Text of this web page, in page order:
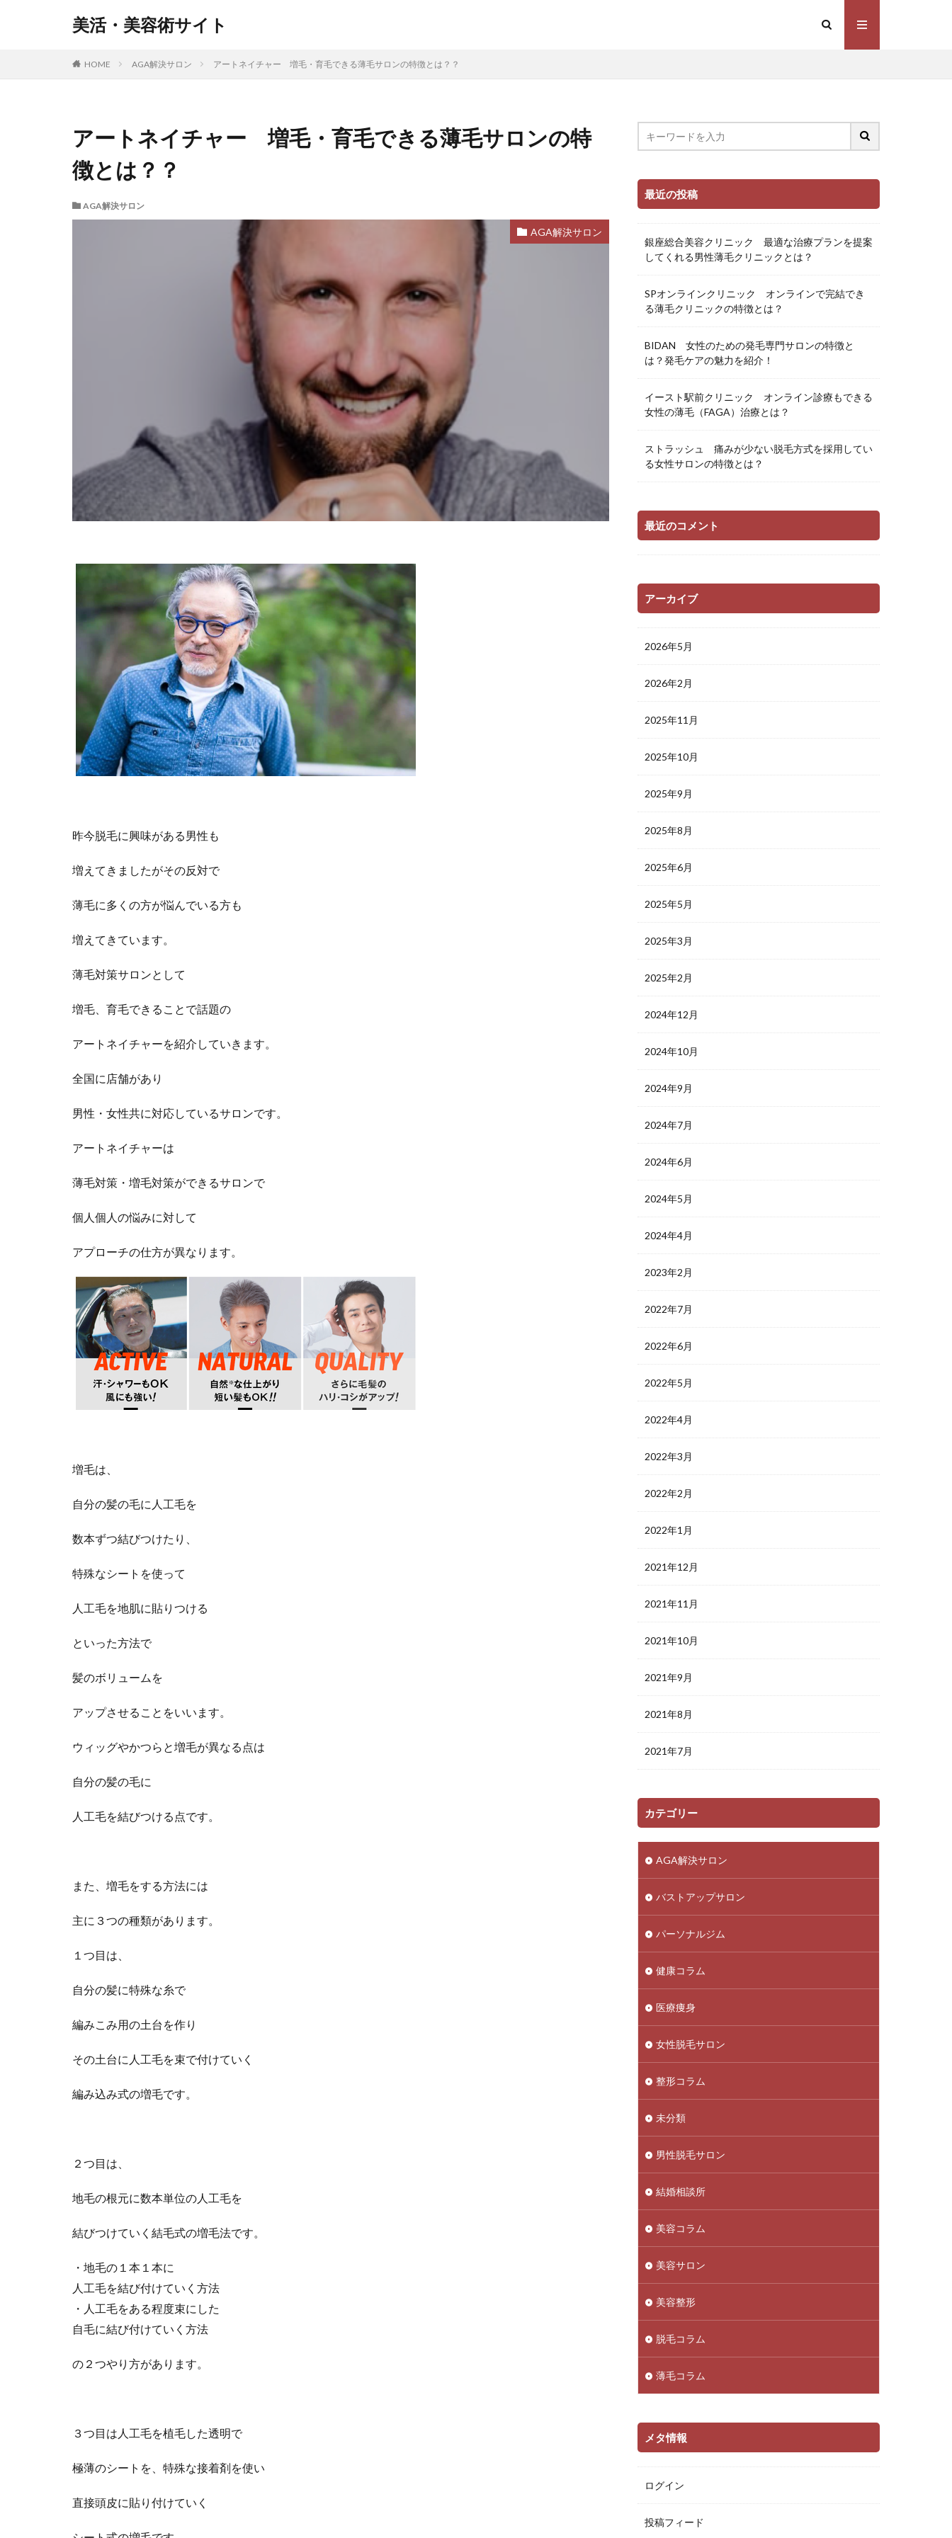
美活・美容術サイト
HOME AGA解決サロン アートネイチャー 増毛・育毛できる薄毛サロンの特徴とは？？
アートネイチャー 増毛・育毛できる薄毛サロンの特
徴とは？？
AGA解決サロン
AGA解決サロン
昨今脱毛に興味がある男性も
増えてきましたがその反対で
薄毛に多くの方が悩んでいる方も
増えてきています。
薄毛対策サロンとして
増毛、育毛できることで話題の
アートネイチャーを紹介していきます。
全国に店舗があり
男性・女性共に対応しているサロンです。
アートネイチャーは
薄毛対策・増毛対策ができるサロンで
個人個人の悩みに対して
アプローチの仕方が異なります。
増毛は、
自分の髪の毛に人工毛を
数本ずつ結びつけたり、
特殊なシートを使って
人工毛を地肌に貼りつける
といった方法で
髪のボリュームを
アップさせることをいいます。
ウィッグやかつらと増毛が異なる点は
自分の髪の毛に
人工毛を結びつける点です。
また、増毛をする方法には
主に３つの種類があります。
１つ目は、
自分の髪に特殊な糸で
編みこみ用の土台を作り
その土台に人工毛を束で付けていく
編み込み式の増毛です。
２つ目は、
地毛の根元に数本単位の人工毛を
結びつけていく結毛式の増毛法です。
・地毛の１本１本に
人工毛を結び付けていく方法
・人工毛をある程度束にした
自毛に結び付けていく方法
の２つやり方があります。
３つ目は人工毛を植毛した透明で
極薄のシートを、特殊な接着剤を使い
直接頭皮に貼り付けていく
最近の投稿
銀座総合美容クリニック 最適な治療プランを提案
してくれる男性薄毛クリニックとは？
SPオンラインクリニック オンラインで完結でき
る薄毛クリニックの特徴とは？
BIDAN 女性のための発毛専門サロンの特徴と
は？発毛ケアの魅力を紹介！
イースト駅前クリニック オンライン診療もできる
女性の薄毛（FAGA）治療とは？
ストラッシュ 痛みが少ない脱毛方式を採用してい
る女性サロンの特徴とは？
最近のコメント
アーカイブ
2026年5月
2026年2月
2025年11月
2025年10月
2025年9月
2025年8月
2025年6月
2025年5月
2025年3月
2025年2月
2024年12月
2024年10月
2024年9月
2024年7月
2024年6月
2024年5月
2024年4月
2023年2月
2022年7月
2022年6月
2022年5月
2022年4月
2022年3月
2022年2月
2022年1月
2021年12月
2021年11月
2021年10月
2021年9月
2021年8月
2021年7月
カテゴリー
AGA解決サロン
バストアップサロン
パーソナルジム
健康コラム
医療痩身
女性脱毛サロン
整形コラム
未分類
男性脱毛サロン
結婚相談所
美容コラム
美容サロン
美容整形
脱毛コラム
薄毛コラム
メタ情報
ログイン
投稿フィード